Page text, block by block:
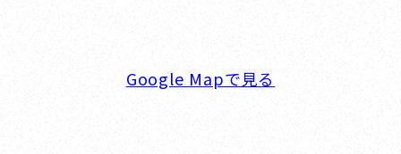
Google Mapで見る